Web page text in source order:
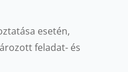
esetén,
feladat- és